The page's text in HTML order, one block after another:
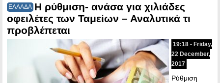
ΕΛΛΑΔΑ Η ρύθμιση- ανάσα για χιλιάδες
οφειλέτες των Ταμείων – Αναλυτικά τι
προβλέπεται
19:18 - Friday,
22 December,
2017
Ρύθμιση